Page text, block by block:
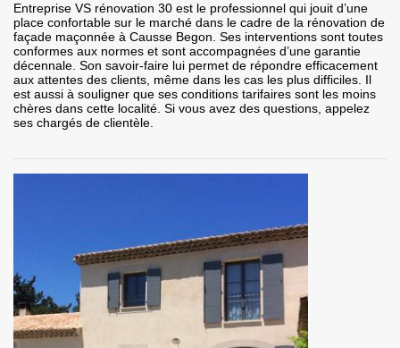
Entreprise VS rénovation 30 est le professionnel qui jouit d’une
place confortable sur le marché dans le cadre de la rénovation de
façade maçonnée à Causse Begon. Ses interventions sont toutes
conformes aux normes et sont accompagnées d’une garantie
décennale. Son savoir-faire lui permet de répondre efficacement
aux attentes des clients, même dans les cas les plus difficiles. Il
est aussi à souligner que ses conditions tarifaires sont les moins
chères dans cette localité. Si vous avez des questions, appelez
ses chargés de clientèle.